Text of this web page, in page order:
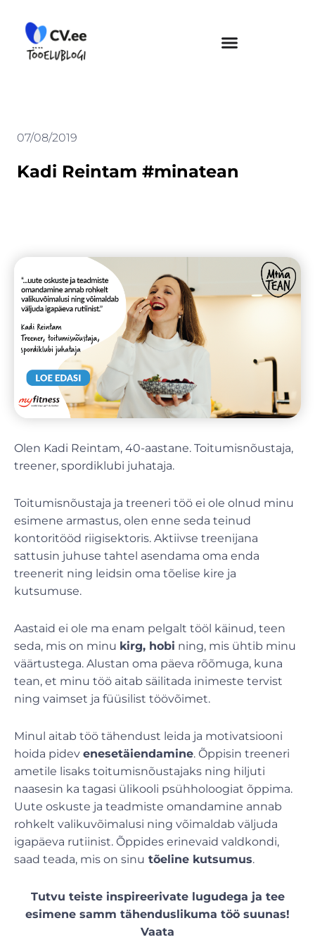
content
07/08/2019
Kadi Reintam #minatean
Olen Kadi Reintam, 40-aastane. Toitumisnõustaja,
treener, spordiklubi juhataja.
Toitumisnõustaja ja treeneri töö ei ole olnud minu
esimene armastus, olen enne seda teinud
kontoritööd riigisektoris. Aktiivse treenijana
sattusin juhuse tahtel asendama oma enda
treenerit ning leidsin oma tõelise kire ja
kutsumuse.
Aastaid ei ole ma enam pelgalt tööl käinud, teen
seda, mis on minu kirg, hobi ning, mis ühtib minu
väärtustega. Alustan oma päeva rõõmuga, kuna
tean, et minu töö aitab säilitada inimeste tervist
ning vaimset ja füüsilist töövõimet.
Minul aitab töö tähendust leida ja motivatsiooni
hoida pidev enesetäiendamine. Õppisin treeneri
ametile lisaks toitumisnõustajaks ning hiljuti
naasesin ka tagasi ülikooli psühholoogiat õppima.
Uute oskuste ja teadmiste omandamine annab
rohkelt valikuvõimalusi ning võimaldab väljuda
igapäeva rutiinist. Õppides erinevaid valdkondi,
saad teada, mis on sinu tõeline kutsumus.
Tutvu teiste inspireerivate lugudega ja tee
esimene samm tähenduslikuma töö suunas!
Vaata